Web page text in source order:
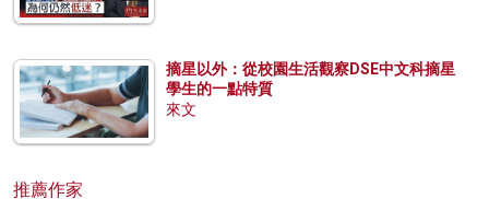
摘星以外：從校園生活觀察DSE中文科摘星
學生的一點特質
來文
推薦作家